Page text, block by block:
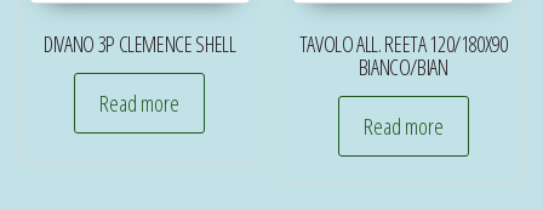
DIVANO 3P CLEMENCE SHELL
Read more
TAVOLO ALL. REETA 120/180X90
BIANCO/BIAN
Read more